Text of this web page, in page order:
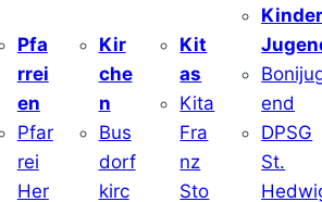
Pfa
rrei
en
Pfar
rei
Her
Kir
che
n
Bus
dorf
kirc
Kit
as
Kita
Fra
nz
Sto
end
DPSG
St.